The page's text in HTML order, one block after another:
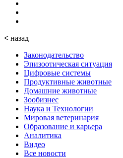
< назад
Законодательство
Эпизоотическая ситуация
Цифровые системы
Продуктивные животные
Домашние животные
Зообизнес
Наука и Технологии
Мировая ветеринария
Образование и карьера
Аналитика
Видео
Все новости